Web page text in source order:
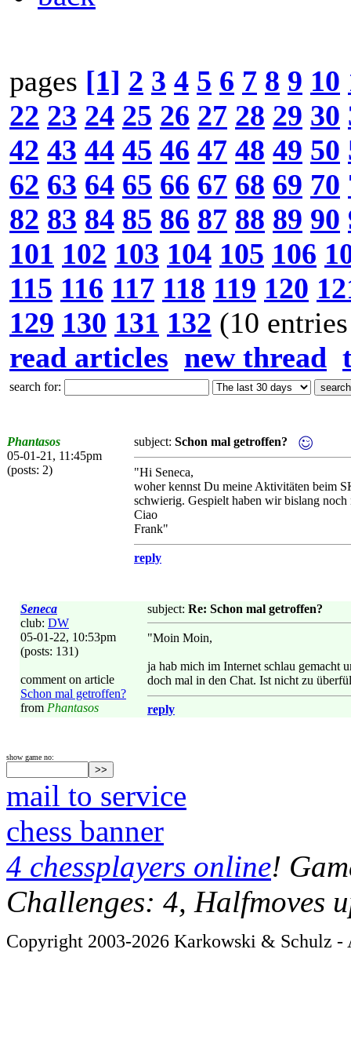
pages [1] 2 3 4 5 6 7 8 9 10
22 23 24 25 26 27 28 29 30
42 43 44 45 46 47 48 49 50
62 63 64 65 66 67 68 69 70
82 83 84 85 86 87 88 89 90
101 102 103 104 105 106
115 116 117 118 119 120
129 130 131 132 (10
read articles new thread
search for:
Phantasos
05-01-21, 11:45pm
(posts: 2)
subject: Schon mal getroffen?
"Hi Seneca,
woher kennst Du meine Aktivitäten beim
schwierig. Gespielt haben wir bislang
Ciao
Frank"
reply
Seneca
club: DW
05-01-22, 10:53pm
(posts: 131)
comment on article
Schon mal getroffen?
from Phantasos
subject: Re: Schon mal getroffen?
"Moin Moin,
ja hab mich im Internet schlau gemacht
doch mal in den Chat. Ist nicht zu
reply
show game no:
mail to service
chess banner
4 chessplayers online!
Challenges: 4, Halfmoves
Copyright 2003-2026 Karkowski & Schulz